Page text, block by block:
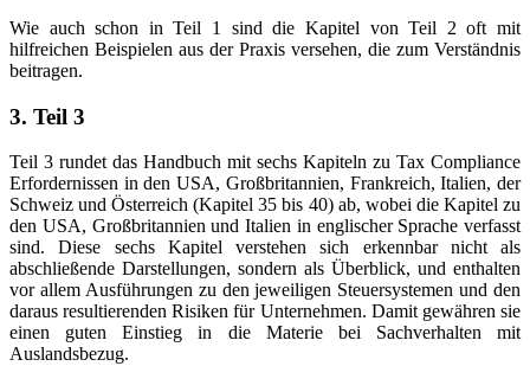
Wie auch schon in Teil 1 sind die Kapitel von Teil 2 oft mit
hilfreichen Beispielen aus der Praxis versehen, die zum Verständnis
beitragen.
3. Teil 3
Teil 3 rundet das Handbuch mit sechs Kapiteln zu Tax Compliance
Erfordernissen in den USA, Großbritannien, Frankreich, Italien, der
Schweiz und Österreich (Kapitel 35 bis 40) ab, wobei die Kapitel zu
den USA, Großbritannien und Italien in englischer Sprache verfasst
sind. Diese sechs Kapitel verstehen sich erkennbar nicht als
abschließende Darstellungen, sondern als Überblick, und enthalten
vor allem Ausführungen zu den jeweiligen Steuersystemen und den
daraus resultierenden Risiken für Unternehmen. Damit gewähren sie
einen guten Einstieg in die Materie bei Sachverhalten mit
Auslandsbezug.